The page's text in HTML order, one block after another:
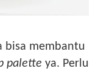
bisa membantu
palette ya. Perlu